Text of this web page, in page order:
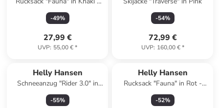
(B)16,5 x (H)32 x (T)13 cm - 6
l
-49%
27,99 €
UVP: 55,00 €*
-54%
72,99 €
UVP: 160,00 €*
Helly Hansen
Schneeanzug "Rider 3.0" in
Blau/ Dunkelblau/ Orange
-55%
Helly Hansen
Rucksack "Fauna" in Rot -
(B)16,5 x (H)32 x (T)13 cm - 6
l
-52%